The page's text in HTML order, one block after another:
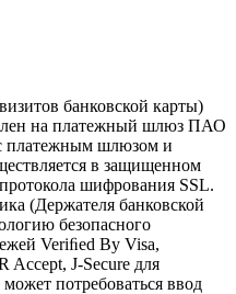
банковской карты)
на платежный шлюз ПАО
шлюзом и
в защищенном
шифрования SSL.
(Держателя банковской
безопасного
Veriﬁed By Visa,
Accept, J-Secure для
потребоваться ввод